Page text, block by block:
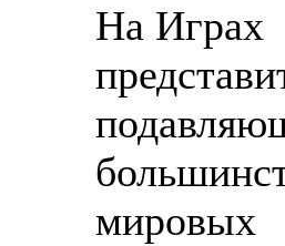
На Играх
мировых